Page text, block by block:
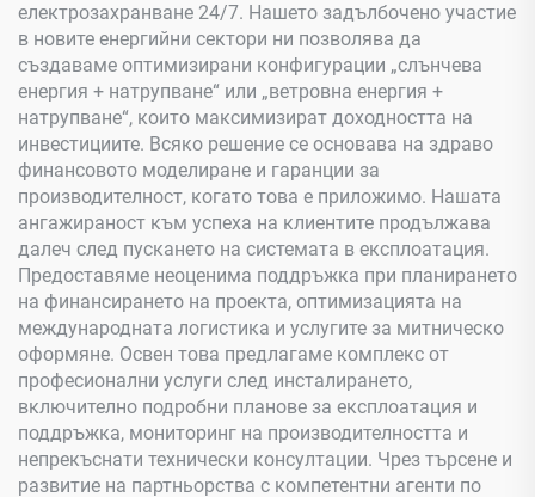
електрозахранване 24/7. Нашето задълбочено участие
в новите енергийни сектори ни позволява да
създаваме оптимизирани конфигурации „слънчева
енергия + натрупване“ или „ветровна енергия +
натрупване“, които максимизират доходността на
инвестициите. Всяко решение се основава на здраво
финансовото моделиране и гаранции за
производителност, когато това е приложимо. Нашата
ангажираност към успеха на клиентите продължава
далеч след пускането на системата в експлоатация.
Предоставяме неоценима поддръжка при планирането
на финансирането на проекта, оптимизацията на
международната логистика и услугите за митническо
оформяне. Освен това предлагаме комплекс от
професионални услуги след инсталирането,
включително подробни планове за експлоатация и
поддръжка, мониторинг на производителността и
непрекъснати технически консултации. Чрез търсене и
развитие на партньорства с компетентни агенти по